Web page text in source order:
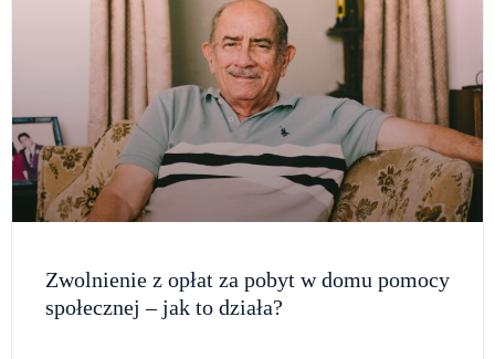
Zwolnienie z opłat za pobyt w domu pomocy
społecznej – jak to działa?